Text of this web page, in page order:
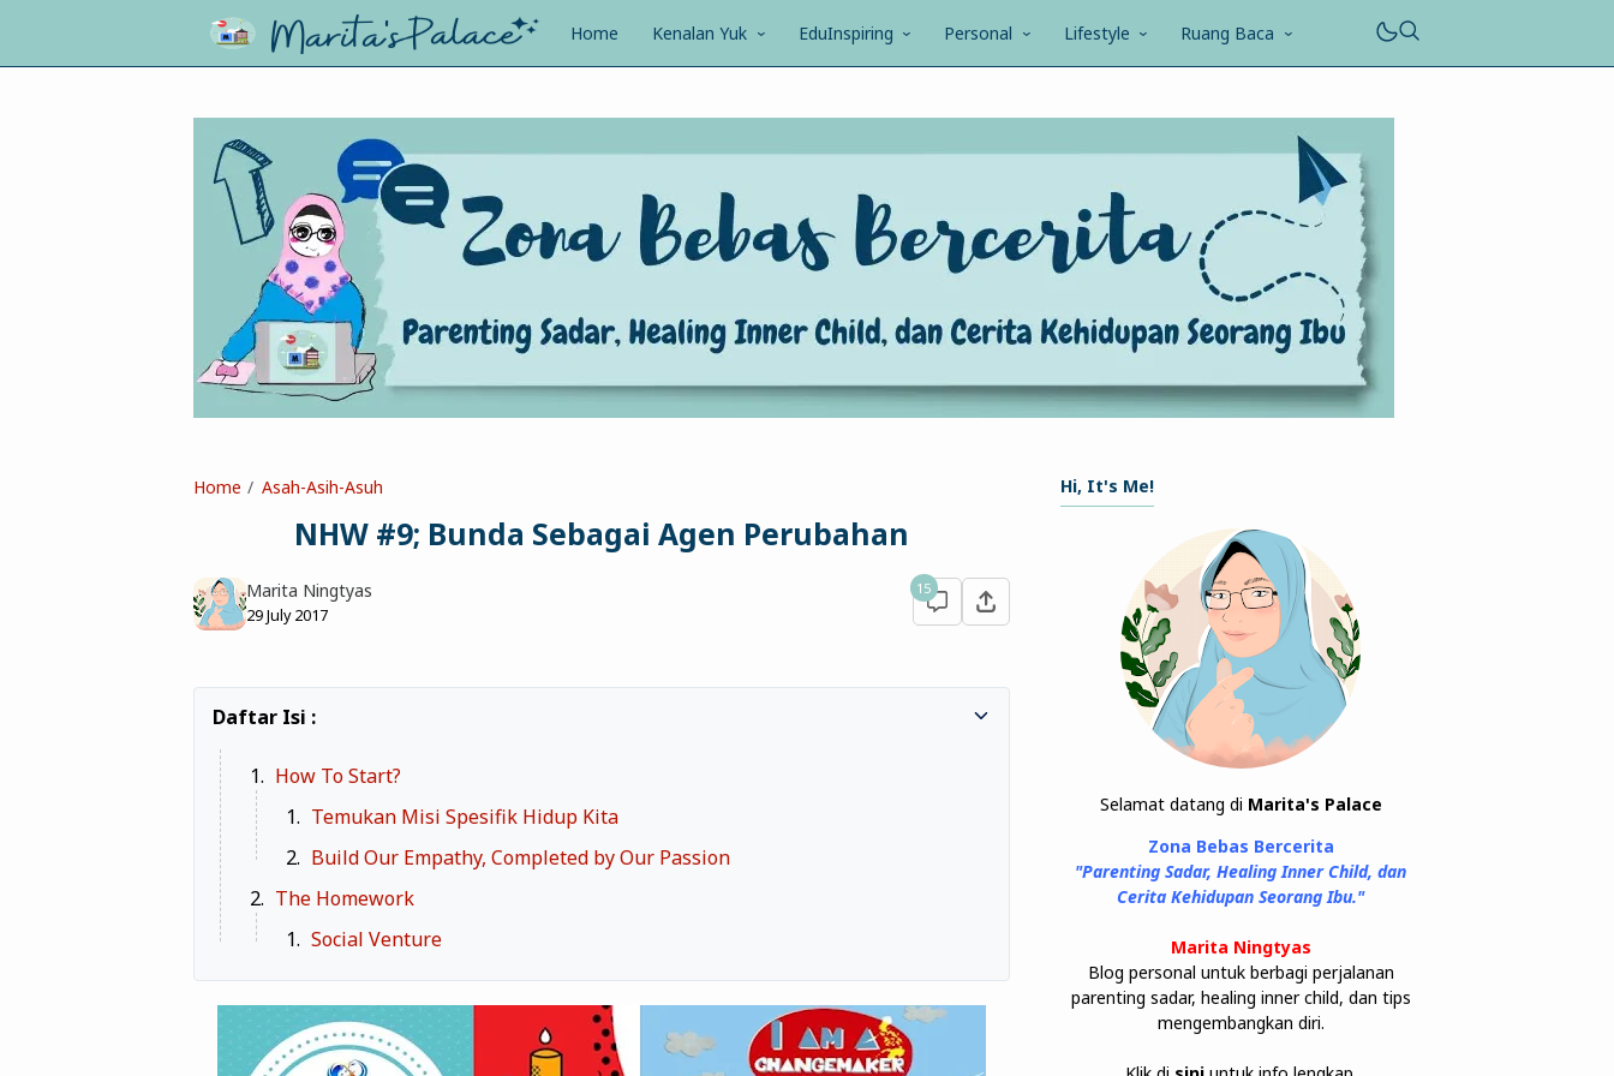
Home Kenalan Yuk EduInspiring Personal Lifestyle Ruang Baca
Home Asah-Asih-Asuh
NHW #9; Bunda Sebagai Agen Perubahan
Marita Ningtyas
29 July 2017
15
How To Start?
Temukan Misi Spesifik Hidup Kita
Build Our Empathy, Completed by Our Passion
The Homework
Social Venture
Hi, It's Me!
Selamat datang di Marita's Palace
Zona Bebas Bercerita
"Parenting Sadar, Healing Inner Child, dan
Cerita Kehidupan Seorang Ibu."
Marita Ningtyas
Blog personal untuk berbagi perjalanan
parenting sadar, healing inner child, dan tips
mengembangkan diri.